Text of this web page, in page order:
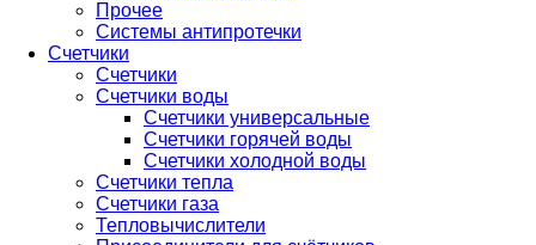
Прочее
Системы антипротечки
Счетчики
Счетчики
Счетчики воды
Счетчики универсальные
Счетчики горячей воды
Счетчики холодной воды
Счетчики тепла
Счетчики газа
Тепловычислители